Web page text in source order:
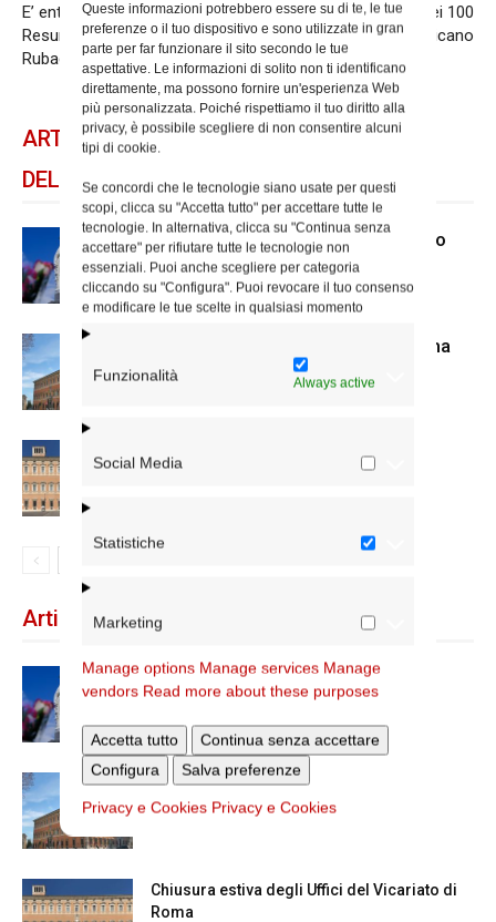
Queste informazioni potrebbero essere su di te, le tue
preferenze o il tuo dispositivo e sono utilizzate in gran
parte per far funzionare il sito secondo le tue
aspettative. Le informazioni di solito non ti identificano
direttamente, ma possono fornire un'esperienza Web
più personalizzata. Poiché rispettiamo il tuo diritto alla
privacy, è possibile scegliere di non consentire alcuni
tipi di cookie.
Se concordi che le tecnologie siano usate per questi
scopi, clicca su "Accetta tutto" per accettare tutte le
tecnologie. In alternativa, clicca su "Continua senza
accettare" per rifiutare tutte le tecnologie non
essenziali. Puoi anche scegliere per categoria
cliccando su "Configura". Puoi revocare il tuo consenso
e modificare le tue scelte in qualsiasi momento
Funzionalità Always active
Social Media
Statistiche
Marketing
Manage options Manage services Manage
vendors Read more about these purposes
Accetta tutto
Continua senza accettare
Configura
Salva preferenze
Privacy e Cookies Privacy e Cookies
E’ entrato nella luce della
Resurrezione don Alfredo
Rubagotti
Torna la mostra dei 100
presepi in Vaticano
ARTICOLI CORRELATI
DELLO STESSO AUTORE
Dal 28 al 31 agosto il pellegrinaggio
diocesano a Lourdes
Nuove nomine nella diocesi di Roma
Chiusura estiva degli Uffici del
Articoli recenti
Dal 28 al 31 agosto il pellegrinaggio
diocesano a Lourdes
Nuove nomine nella diocesi di Roma
Chiusura estiva degli Uffici del Vicariato di
Roma